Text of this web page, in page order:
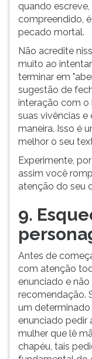
quando
compreendido,
pecado mortal.
Não acredite
muito ao
terminar em
sugestão de
interação com o
suas vivências e
maneira. Isso é
melhor o seu
Experimente,
assim você
atenção do seu
9.
Antes de
com atenção
enunciado e
recomendação.
um
enunciado pedir
mulher que lê
chapéu, tais